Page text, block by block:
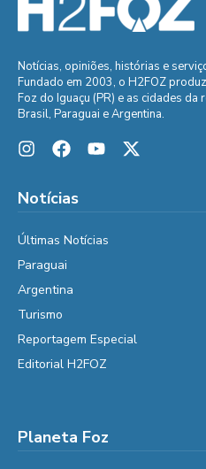
Notícias, opiniões, histórias e
Fundado em 2003, o H2FOZ
Foz do Iguaçu (PR) e as cidades
Brasil, Paraguai e Argentina.
Notícias
Últimas Notícias
Paraguai
Argentina
Turismo
Reportagem Especial
Editorial H2FOZ
Planeta Foz